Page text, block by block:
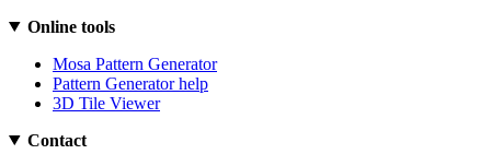
Online tools
Mosa Pattern Generator
Pattern Generator help
3D Tile Viewer
Contact